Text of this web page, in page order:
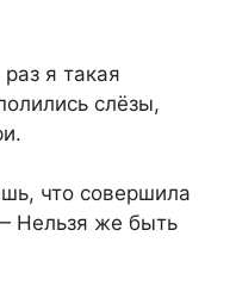
я такая
слёзы,
что совершила
Нельзя же быть